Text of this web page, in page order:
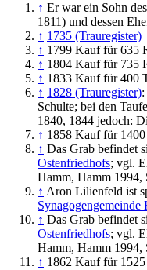
↑ Er war ein Sohn
1811) und dessen
↑ 1735 (Trauregister)
↑ 1799 Kauf für 635
↑ 1804 Kauf für 735
↑ 1833 Kauf für 400
↑ 1828 (Trauregister)
Schulte; bei den
1840, 1844 jedoch:
↑ 1858 Kauf für
↑ Das Grab befindet
Ostenfriedhofs; vgl.
Hamm, Hamm 1994,
↑ Aron Lilienfeld ist
Synagogengemeinde
↑ Das Grab befindet
Ostenfriedhofs; vgl.
Hamm, Hamm 1994,
↑ 1862 Kauf für